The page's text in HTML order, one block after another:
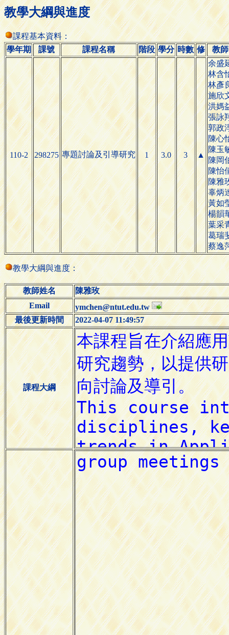
教學大綱與進度
課程基本資料：
學年期
課號 課程名稱 階段 學分 時數 修 教師
110-2 298275 專題討論及引導研究 1 3.0 3 ▲
余盛
林含
林彥
施欣
洪媽
張詠
郭政
陳心
陳玉
陳岡
陳怡
陳雅
辜炳
黃如
楊韻
葉采
葛瑞
蔡逸
教學大綱與進度：
教師姓名
陳雅玫
Email
ymchen@ntut.edu.tw
最後更新時間
2022-04-07 11:49:57
課程大綱